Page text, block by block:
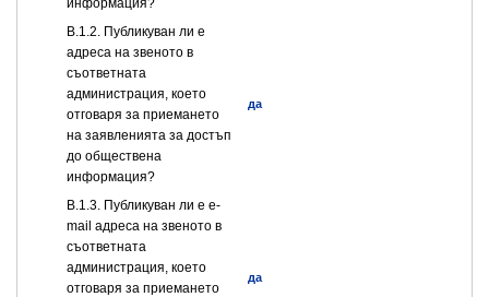
информация?
В.1.2. Публикуван ли е
адреса на звеното в
съответната
администрация, което
отговаря за приемането
на заявленията за достъп
до обществена
информация?
да
В.1.3. Публикуван ли е e-
mail адреса на звеното в
съответната
администрация, което
отговаря за приемането
да